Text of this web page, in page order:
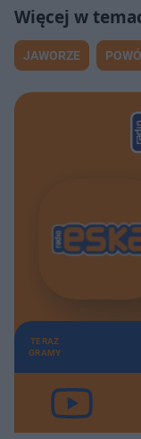
JAWORZE
TERAZ
GRAMY